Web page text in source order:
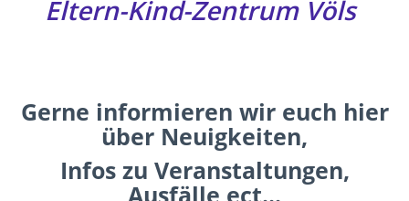
Eltern-Kind-Zentrum Völs
Gerne informieren wir euch hier
über Neuigkeiten,
Infos zu Veranstaltungen,
Ausfälle ect...